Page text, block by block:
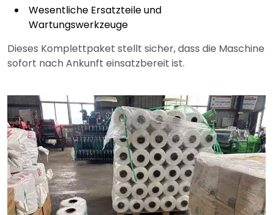
Wesentliche Ersatzteile und
Wartungswerkzeuge
Dieses Komplettpaket stellt sicher, dass die Maschine
sofort nach Ankunft einsatzbereit ist.